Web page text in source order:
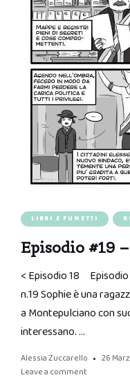
LIBRI E FUMETTI
Episodio #19
< Episodio 18 Episodio
n.19 Sophie è una
a Montepulciano con
interessano. …
Alessia Zuccarello 26
Leave a comment